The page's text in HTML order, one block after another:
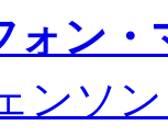
ォン・
ンソ